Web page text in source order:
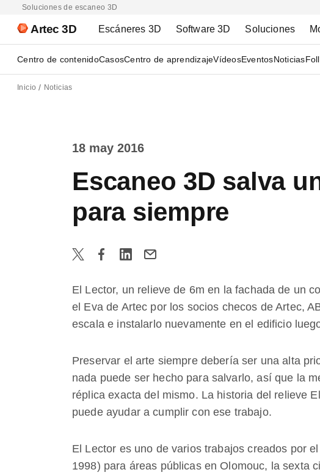
Soluciones de escaneo 3D
Artec 3D Escáneres 3D Software 3D Soluciones
Centro de contenidoCasosCentro de aprendizajeVídeosEventosNoticias
Inicio Noticias
18 may 2016
Escaneo 3D salva
para siempre
El Lector, un relieve de 6m en la fachada de un
el Eva de Artec por los socios checos de Artec,
escala e instalarlo nuevamente en el edificio
Preservar el arte siempre debería ser una alta
nada puede ser hecho para salvarlo, así que la
réplica exacta del mismo. La historia del relieve
puede ayudar a cumplir con ese trabajo.
El Lector es uno de varios trabajos creados por
1998) para áreas públicas en Olomouc, la sexta